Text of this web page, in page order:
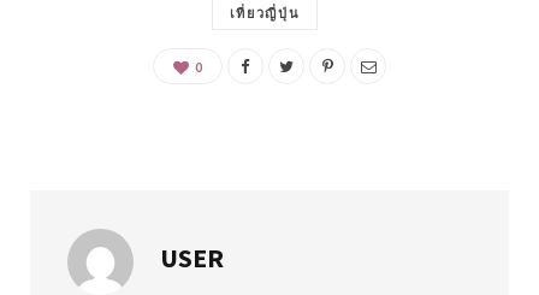
เที่ยวญี่ปุ่น
0
USER